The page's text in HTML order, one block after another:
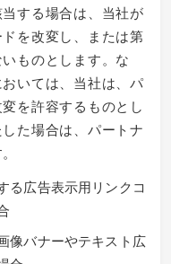
する場合は、当社が
を改変し、または第
ものとします。な
いては、当社は、パ
を許容するものとし
た場合は、パートナ
る広告表示用リンクコ
像バナーやテキスト広